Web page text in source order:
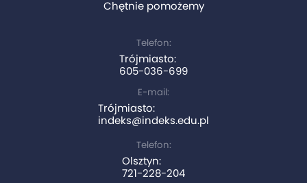
Chętnie pomożemy
Telefon:
Trójmiasto:
605-036-699
E-mail:
Trójmiasto:
indeks@indeks.edu.pl
Telefon:
Olsztyn:
721-228-204